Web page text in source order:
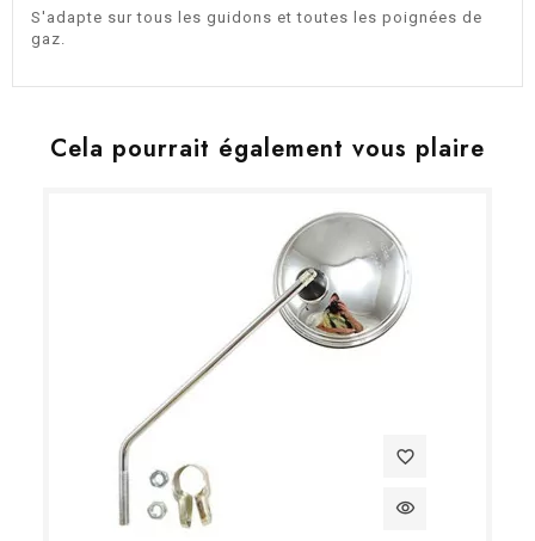
S'adapte sur tous les guidons et toutes les poignées de
gaz.
Cela pourrait également vous plaire
favorite_border
visibility